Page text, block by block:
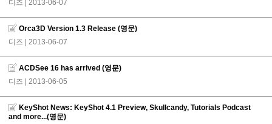
디즈 | 2013-06-07
Orca3D Version 1.3 Release (영문)
디즈 | 2013-06-07
ACDSee 16 has arrived (영문)
디즈 | 2013-06-05
KeyShot News: KeyShot 4.1 Preview, Skullcandy, Tutorials Podcast
and more...(영문)